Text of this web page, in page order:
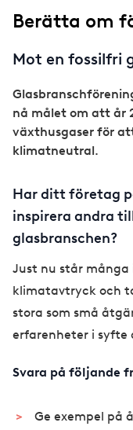
u
b
Berätta om
Mot en fossilfri
nå målet om att år
växthusgaser för
klimatneutral.
Har ditt företag
inspirera andra
glasbranschen?
Just nu står
klimatavtryck och
stora som små
erfarenheter i syfte
Svara på följande
Ge exempel på